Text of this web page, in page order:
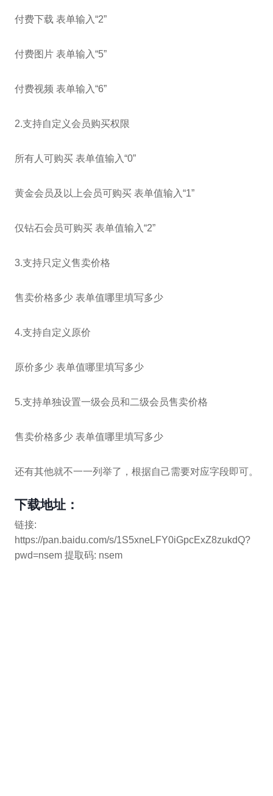
付费下载 表单输入“2”
付费图片 表单输入“5”
付费视频 表单输入“6”
2.支持自定义会员购买权限
所有人可购买 表单值输入“0”
黄金会员及以上会员可购买 表单值输入“1”
仅钻石会员可购买 表单值输入“2”
3.支持只定义售卖价格
售卖价格多少 表单值哪里填写多少
4.支持自定义原价
原价多少 表单值哪里填写多少
5.支持单独设置一级会员和二级会员售卖价格
售卖价格多少 表单值哪里填写多少
还有其他就不一一列举了，根据自己需要对应字段即可。
下载地址：
链接:
https://pan.baidu.com/s/1S5xneLFY0iGpcExZ8zukdQ?
pwd=nsem 提取码: nsem